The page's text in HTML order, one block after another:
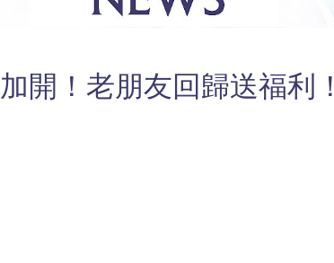
開！老朋友回歸送福利！